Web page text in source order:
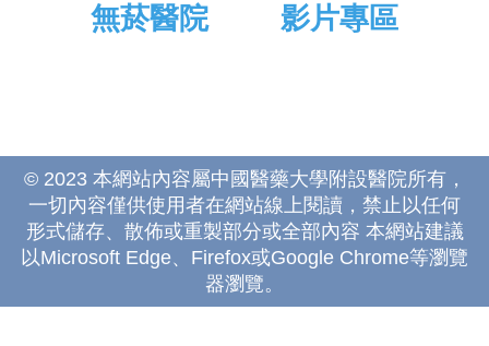
無菸醫院 影片專區
© 2023 本網站內容屬中國醫藥大學附設醫院所有，
一切內容僅供使用者在網站線上閱讀，禁止以任何
形式儲存、散佈或重製部分或全部內容 本網站建議
以Microsoft Edge、Firefox或Google Chrome等瀏覽
器瀏覽。